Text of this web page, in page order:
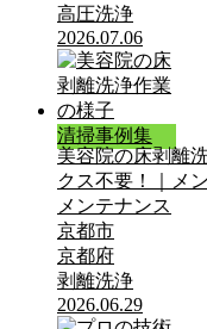
高圧洗浄
2026.07.06
清掃事例集
美容院の床剥離
クス不要！｜メ
メンテナンス
京都市
京都府
剥離洗浄
2026.06.29